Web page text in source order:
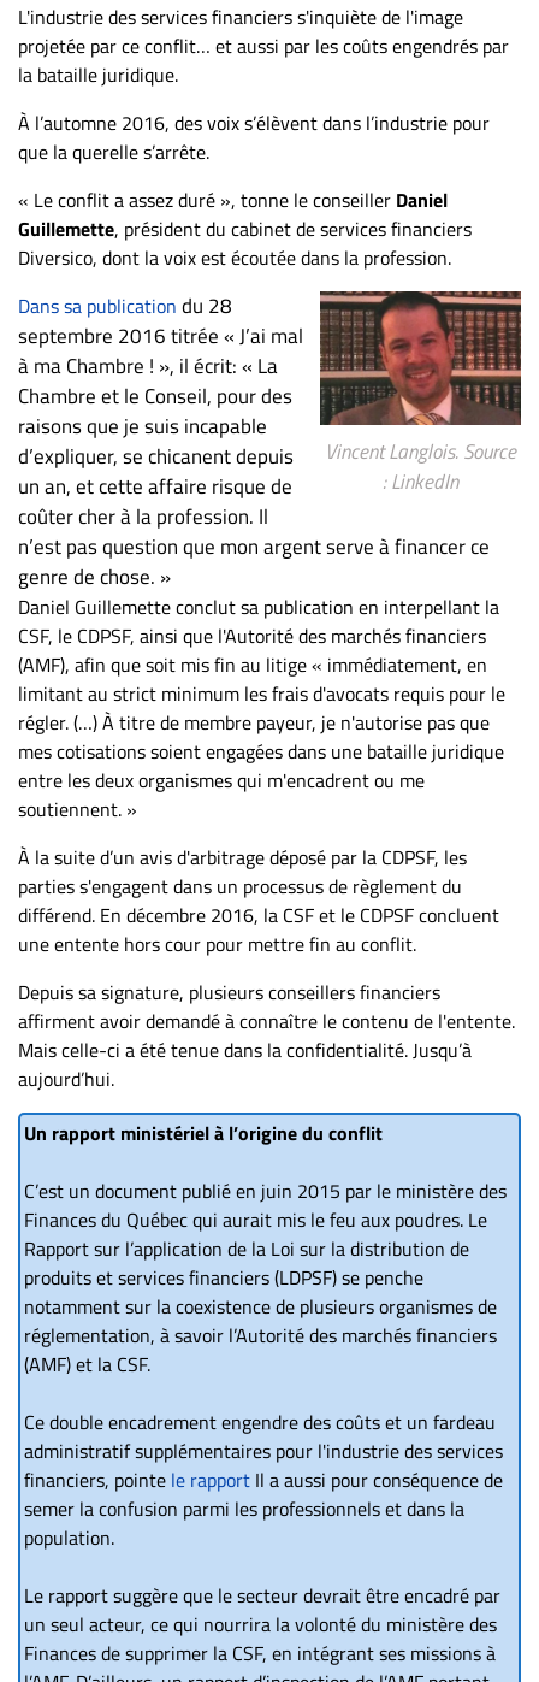
L'industrie des services financiers s'inquiète de l'image
projetée par ce conflit… et aussi par les coûts engendrés par
la bataille juridique.
À l’automne 2016, des voix s’élèvent dans l’industrie pour
que la querelle s’arrête.
« Le conflit a assez duré », tonne le conseiller Daniel
Guillemette, président du cabinet de services financiers
Diversico, dont la voix est écoutée dans la profession.
Vincent Langlois. Source
: LinkedIn
Dans sa publication du 28
septembre 2016 titrée « J’ai mal
à ma Chambre ! », il écrit: « La
Chambre et le Conseil, pour des
raisons que je suis incapable
d’expliquer, se chicanent depuis
un an, et cette affaire risque de
coûter cher à la profession. Il
n’est pas question que mon argent serve à financer ce
genre de chose. »
Daniel Guillemette conclut sa publication en interpellant la
CSF, le CDPSF, ainsi que l'Autorité des marchés financiers
(AMF), afin que soit mis fin au litige « immédiatement, en
limitant au strict minimum les frais d'avocats requis pour le
régler. (…) À titre de membre payeur, je n'autorise pas que
mes cotisations soient engagées dans une bataille juridique
entre les deux organismes qui m'encadrent ou me
soutiennent. »
À la suite d’un avis d'arbitrage déposé par la CDPSF, les
parties s'engagent dans un processus de règlement du
différend. En décembre 2016, la CSF et le CDPSF concluent
une entente hors cour pour mettre fin au conflit.
Depuis sa signature, plusieurs conseillers financiers
affirment avoir demandé à connaître le contenu de l'entente.
Mais celle-ci a été tenue dans la confidentialité. Jusqu’à
aujourd’hui.
Un rapport ministériel à l’origine du conflit
C’est un document publié en juin 2015 par le ministère des
Finances du Québec qui aurait mis le feu aux poudres. Le
Rapport sur l’application de la Loi sur la distribution de
produits et services financiers (LDPSF) se penche
notamment sur la coexistence de plusieurs organismes de
réglementation, à savoir l’Autorité des marchés financiers
(AMF) et la CSF.
Ce double encadrement engendre des coûts et un fardeau
administratif supplémentaires pour l'industrie des services
financiers, pointe le rapport Il a aussi pour conséquence de
semer la confusion parmi les professionnels et dans la
population.
Le rapport suggère que le secteur devrait être encadré par
un seul acteur, ce qui nourrira la volonté du ministère des
Finances de supprimer la CSF, en intégrant ses missions à